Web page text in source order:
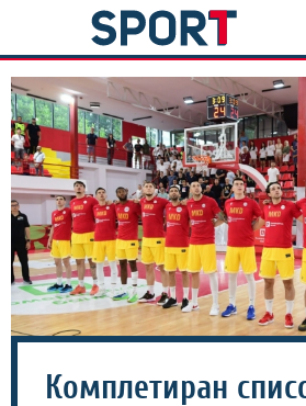
Комплетиран